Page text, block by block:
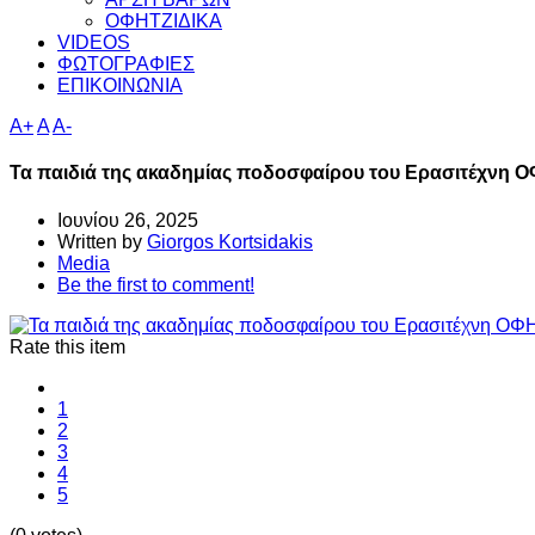
ΟΦΗΤΖΙΔΙΚΑ
VIDEOS
ΦΩΤΟΓΡΑΦΙΕΣ
ΕΠΙΚΟΙΝΩΝΙΑ
A+AA-
Τα παιδιά της ακαδημίας ποδοσφαίρου του Ερασιτέχνη
Ιουνίου 26, 2025
Written by Giorgos Kortsidakis
Media
Be the first to comment!
Rate this item
1
2
3
4
5